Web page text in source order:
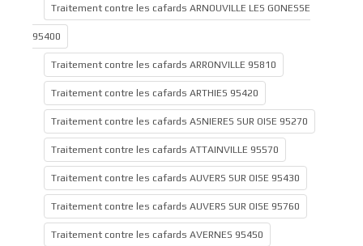
Traitement contre les cafards ARNOUVILLE LES GONESSE
95400
Traitement contre les cafards ARRONVILLE 95810
Traitement contre les cafards ARTHIES 95420
Traitement contre les cafards ASNIERES SUR OISE 95270
Traitement contre les cafards ATTAINVILLE 95570
Traitement contre les cafards AUVERS SUR OISE 95430
Traitement contre les cafards AUVERS SUR OISE 95760
Traitement contre les cafards AVERNES 95450